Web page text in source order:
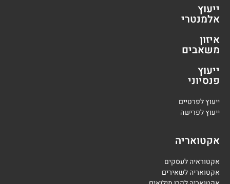
ייעוץ
אלמנטרי
איזון
משאבים
ייעוץ
פנסיוני
ייעוץ לפרטיים
ייעוץ לפרישה
אקטואריה
אקטוראיה לעסקים
אקטואריה לשאירים